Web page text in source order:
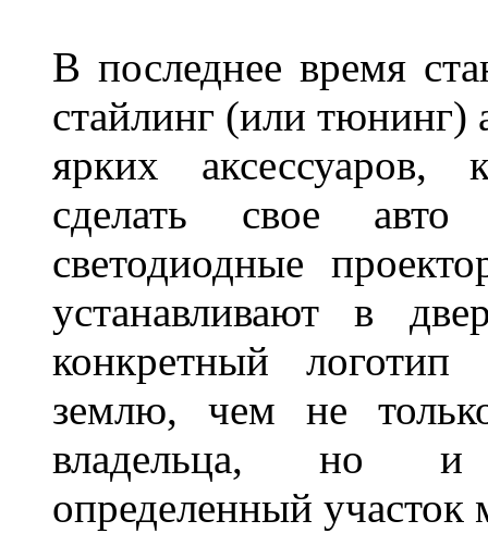
В последнее время
стайлинг (или тюнинг)
ярких аксессуаров,
сделать свое
светодиодные
устанавливают в
конкретный логотип
землю, чем не
владельца, но и
определенный участок